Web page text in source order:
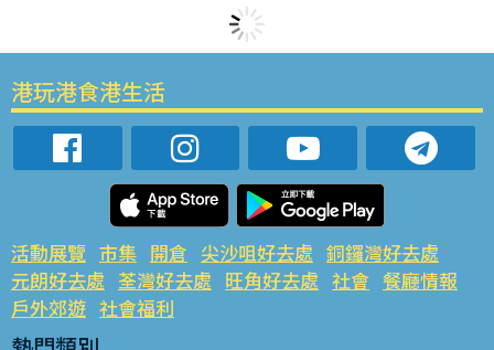
港玩港食港生活
活動展覽 市集 開倉 尖沙咀好去處 銅鑼灣好去處
元朗好去處 荃灣好去處 旺角好去處 社會 餐廳情報
戶外郊遊 社會福利